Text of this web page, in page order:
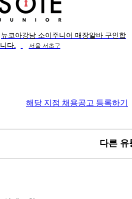
뉴코아강남 소이주니어 매장알바 구인합
니다.
서울 서초구
해당 지점 채용공고 등록하기
다른 유